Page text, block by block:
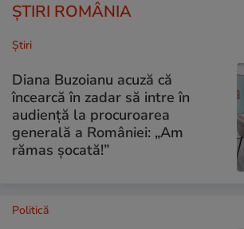
ȘTIRI ROMÂNIA
Ştiri
Diana Buzoianu acuză că
încearcă în zadar să intre în
audiență la procuroarea
generală a României: „Am
rămas șocată!”
Politică